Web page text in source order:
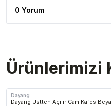
0 Yorum
Ürünlerimizi
Dayang
Dayang Üstten Açılır Cam Kafes